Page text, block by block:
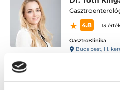
4.8
13
GasztroKlinika
Budapest, III.